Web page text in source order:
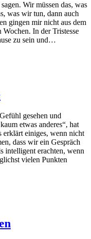
Wir müssen das, was
was wir tun, dann auch
gingen mir nicht aus dem
In der Tristesse
zu sein und…
gesehen und
etwas anderes“, hat
erklärt einiges, wenn nicht
dass wir ein Gespräch
intelligent erachten, wenn
vielen Punkten